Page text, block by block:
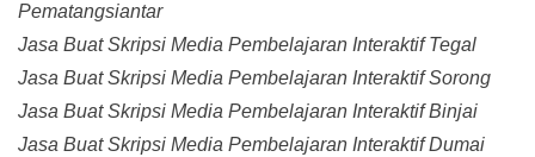
Pematangsiantar
Jasa Buat Skripsi Media Pembelajaran Interaktif Tegal
Jasa Buat Skripsi Media Pembelajaran Interaktif Sorong
Jasa Buat Skripsi Media Pembelajaran Interaktif Binjai
Jasa Buat Skripsi Media Pembelajaran Interaktif Dumai